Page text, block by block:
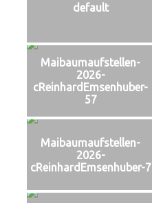
default
Maibaumaufstellen-
2026-
cReinhardEmsenhuber-
57
Maibaumaufstellen-
2026-
cReinhardEmsenhuber-7